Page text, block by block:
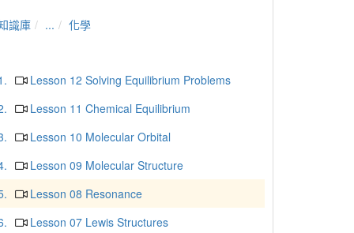
識庫 ... 化學
Lesson 12 Solving Equilibrium Problems
Lesson 11 Chemical Equilibrium
Lesson 10 Molecular Orbital
Lesson 09 Molecular Structure
Lesson 08 Resonance
Lesson 07 Lewis Structures